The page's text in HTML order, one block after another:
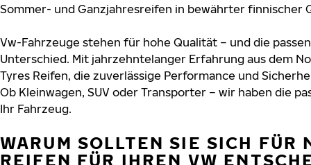
Sommer- und Ganzjahresreifen in bewährter finnischer
Vw-Fahrzeuge stehen für hohe Qualität – und die
Unterschied. Mit jahrzehntelanger Erfahrung aus dem
Tyres Reifen, die zuverlässige Performance und
Ob Kleinwagen, SUV oder Transporter – wir haben die
Ihr Fahrzeug.
WARUM SOLLTEN SIE SICH FÜR
REIFEN FÜR IHREN VW